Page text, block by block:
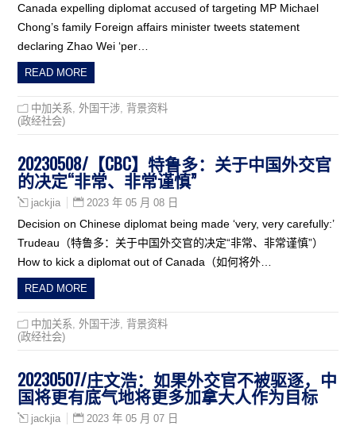
Canada expelling diplomat accused of targeting MP Michael
Chong’s family Foreign affairs minister tweets statement
declaring Zhao Wei ‘per…
READ MORE
中加关系 ,外国干涉 背景资料
(政经社会)
20230508/【CBC】特鲁多：关于中国外交官
的决定“非常、非常谨慎”
jackjia 2023 年 05 月 08 日
Decision on Chinese diplomat being made ‘very, very carefully:’
Trudeau（特鲁多：关于中国外交官的决定“非常、非常谨慎”）
How to kick a diplomat out of Canada（如何将外…
READ MORE
中加关系 ,外国干涉 背景资料
(政经社会)
20230507/庄文浩：如果外交官不被驱逐，中
国将更有底气地将更多加拿大人作为目标
jackjia 2023 年 05 月 07 日